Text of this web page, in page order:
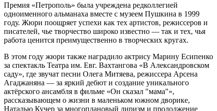
Премия «Петрополь» была учреждена редколлегией
одноименного альманаха вместе с музеем Пушкина в 1999
году. Жюри поощряет успехи как тех артистов, режиссеров и
писателей, чье творчество широко известно — так и тех, чья
работа ценится преимущественно в творческих кругах.
В этом году жюри также наградило актрису Марину Есипенко
за спектакль Театра им. Евг. Вахтангова «В Александровском
саду», где звучат песни Олега Митяева, режиссера Арсена
Агаджаняна — за яркий дебют и создание уникального
актёрского ансамбля в фильме «Он сказал "мама"»,
рассказывающем о жизни в маленьком южном дворике,
Наталью Кучер за многоплановый лиризм и продолжение